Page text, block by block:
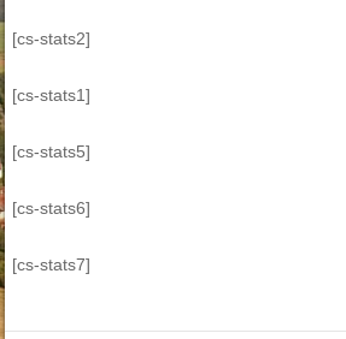
[cs-stats2]
[cs-stats1]
[cs-stats5]
[cs-stats6]
[cs-stats7]